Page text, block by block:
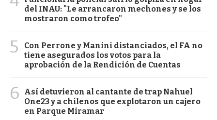
del INAU: "Le arrancaron mechones y se los
mostraron como trofeo"
5
Con Perrone y Manini distanciados, el FA no
tiene asegurados los votos para la
aprobación de la Rendición de Cuentas
6
Así detuvieron al cantante de trap Nahuel
One23 y a chilenos que explotaron un cajero
en Parque Miramar